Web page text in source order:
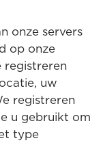
onze servers
op onze
registreren
uw
registreren
u gebruikt om
type